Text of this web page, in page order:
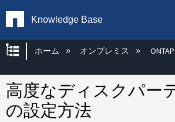
Knowledge Base
グローバル階層を展開/
ホーム オンプレミス
高度なディスクパー
の設定方法